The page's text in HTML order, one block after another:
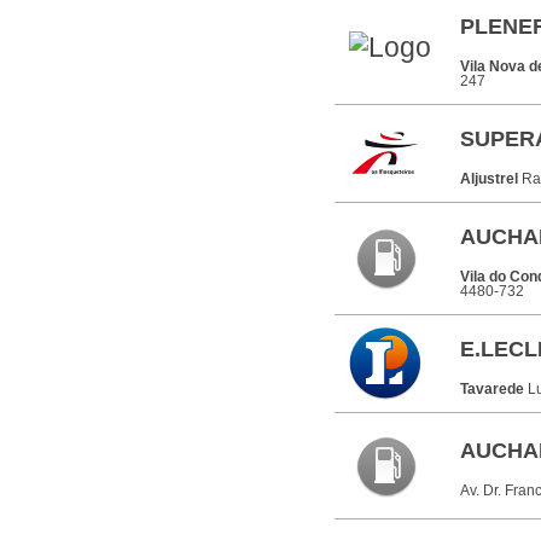
Vila Nova
247
Aljustrel
Vila do
4480-732
Tavarede
Av. Dr.